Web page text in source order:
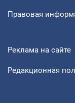
Правовая
Реклама на сайте
Редакционная